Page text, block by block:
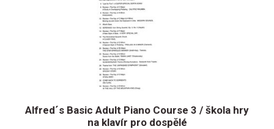
Alfred´s Basic Adult Piano Course 3 / škola hry
na klavír pro dospělé